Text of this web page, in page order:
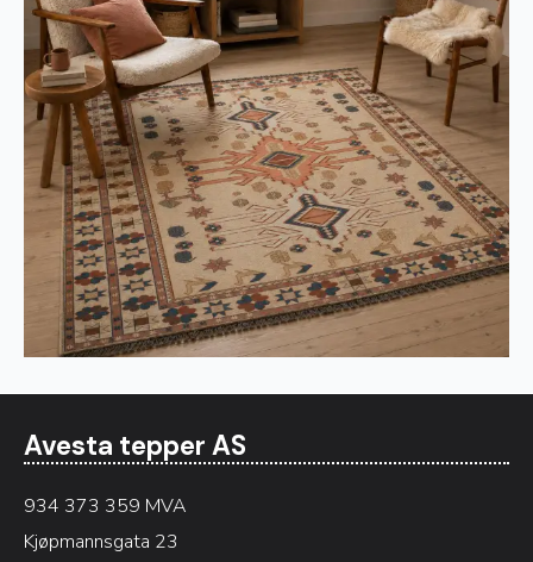
Avesta tepper AS
934 373 359 MVA
Kjøpmannsgata 23